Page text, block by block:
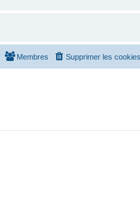
Supprimer les cookies
Membres